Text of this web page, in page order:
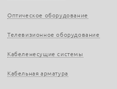
Оптическое оборудование
Телевизионное оборудование
Кабеленесущие системы
Кабельная арматура